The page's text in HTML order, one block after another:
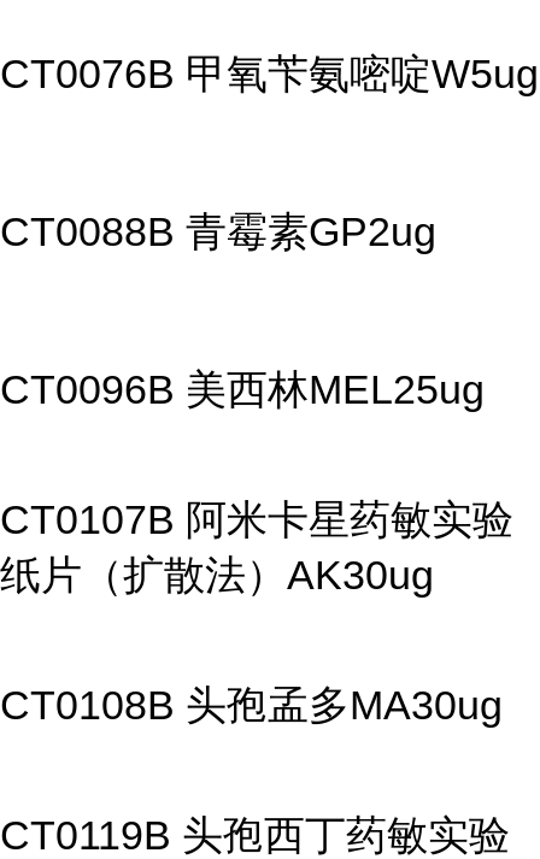
CT0076B 甲氧苄氨嘧啶W5ug
CT0088B 青霉素GP2ug
CT0096B 美西林MEL25ug
CT0107B 阿米卡星药敏实验
纸片（扩散法）AK30ug
CT0108B 头孢孟多MA30ug
CT0119B 头孢西丁药敏实验